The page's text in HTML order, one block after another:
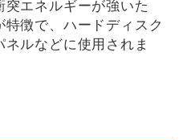
エネルギーが強いた
徴で、ハードディスク
ルなどに使用されま